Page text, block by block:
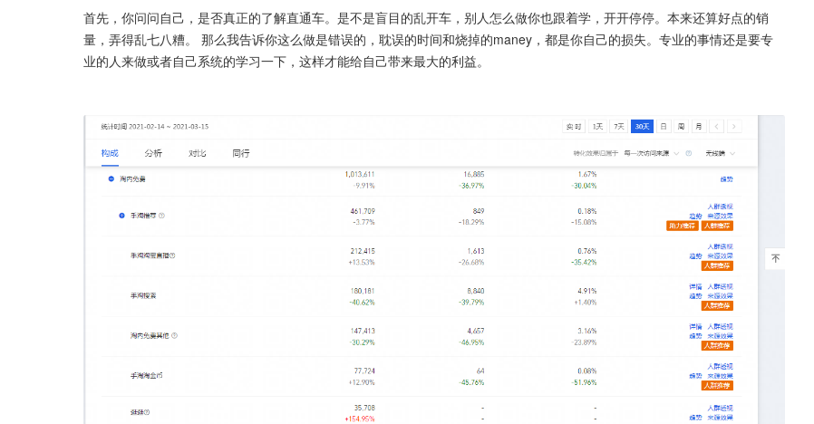
首先，你问问自己，是否真正的了解直通车。是不是盲目的乱开车，别人怎么做你也跟着学，开开停停。本来还算好点的销
量，弄得乱七八糟。 那么我告诉你这么做是错误的，耽误的时间和烧掉的maney，都是你自己的损失。专业的事情还是要专
业的人来做或者自己系统的学习一下，这样才能给自己带来最大的利益。